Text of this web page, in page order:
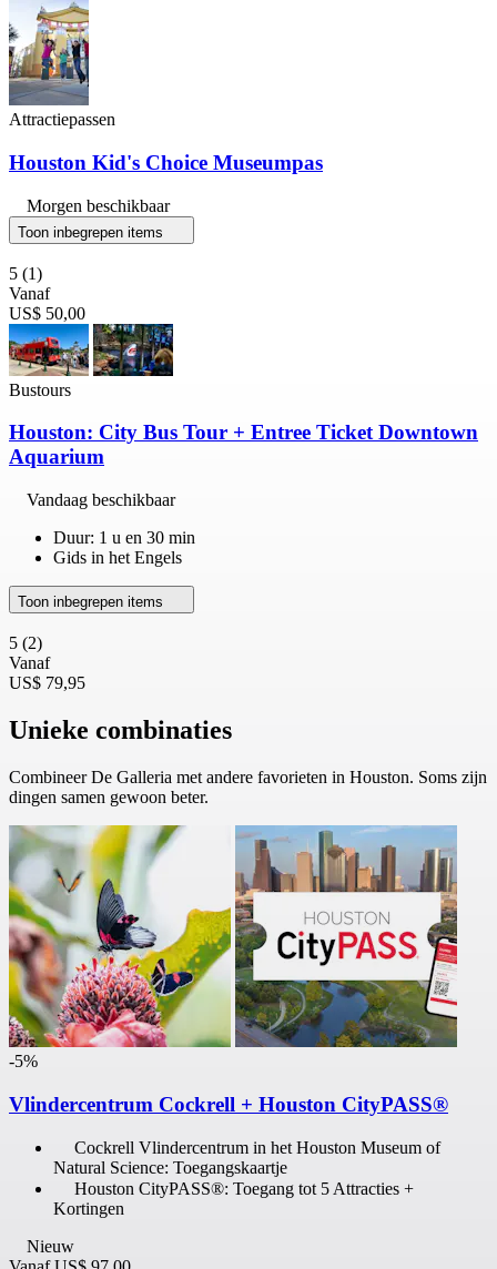
Attractiepassen
Houston Kid's Choice Museumpas
Morgen beschikbaar
Toon inbegrepen items
5 (1)
Vanaf
US$ 50,00
Bustours
Houston: City Bus Tour + Entree Ticket Downtown
Aquarium
Vandaag beschikbaar
Duur: 1 u en 30 min
Gids in het Engels
Toon inbegrepen items
5 (2)
Vanaf
US$ 79,95
Unieke combinaties
Combineer De Galleria met andere favorieten in Houston. Soms zijn
dingen samen gewoon beter.
-5%
Vlindercentrum Cockrell + Houston CityPASS®
Cockrell Vlindercentrum in het Houston Museum of
Natural Science: Toegangskaartje
Houston CityPASS®: Toegang tot 5 Attracties +
Kortingen
Nieuw